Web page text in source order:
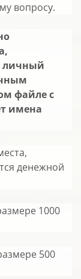
вопросу.
личный
файле с
имена
денежной
1000
500